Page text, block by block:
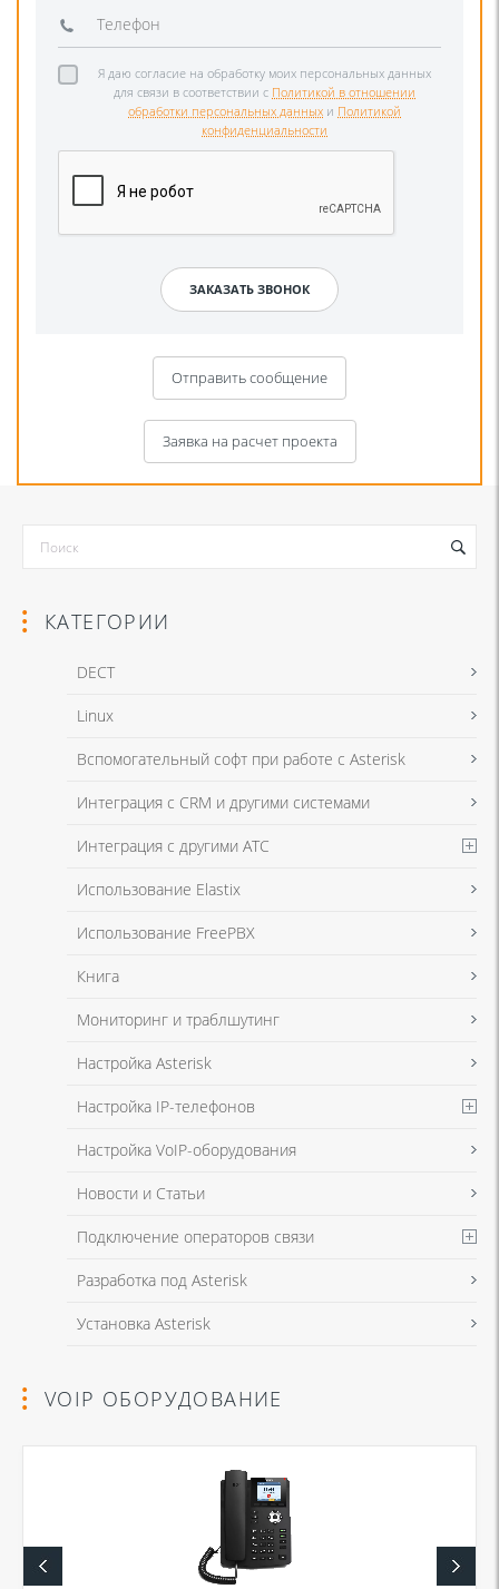
Я даю согласие на обработку моих персональных данных
для связи в соответствии с Политикой в отношении
обработки персональных данных и Политикой
конфиденциальности
Отправить сообщение
Я даю согласие на обработку моих персональных данных для связи
в соответствии сПолитикой в отношении обработки персональных
Заявка на расчет проекта
Я даю согласие на обработку моих персональных данных для связи
в соответствии с Политикой в отношении обработки персональных
КАТЕГОРИИ
DECT
Linux
Вспомогательный софт при работе с Asterisk
Интеграция с CRM и другими системами
Интеграция с другими АТС
Использование Elastix
Использование FreePBX
Книга
Мониторинг и траблшутинг
Настройка Asterisk
Настройка IP-телефонов
Настройка VoIP-оборудования
Новости и Статьи
Подключение операторов связи
Разработка под Asterisk
Установка Asterisk
VOIP ОБОРУДОВАНИЕ